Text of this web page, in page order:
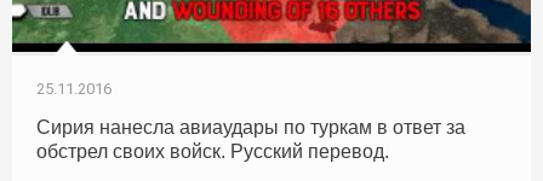
25.11.2016
Сирия нанесла авиаудары по туркам в ответ за
обстрел своих войск. Русский перевод.